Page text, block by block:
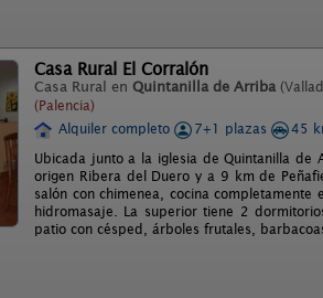
Casa Rural El Corralón
Casa Rural en Quintanilla de Arriba
(Palencia)
Alquiler completo 7+1 plazas
45
Ubicada junto a la iglesia de Quintanilla
origen Ribera del Duero y a 9 km de
salón con chimenea, cocina
hidromasaje. La superior tiene 2
patio con césped, árboles frutales,